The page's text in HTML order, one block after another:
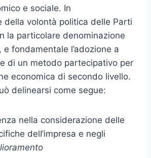
e sociale. In
della volontà politica delle Parti
la particolare denominazione
fondamentale l’ado­zione a
di un metodo partecipativo per
economica di secondo livello.
delinearsi come segue:
nella considerazione delle
delI’impresa e negli